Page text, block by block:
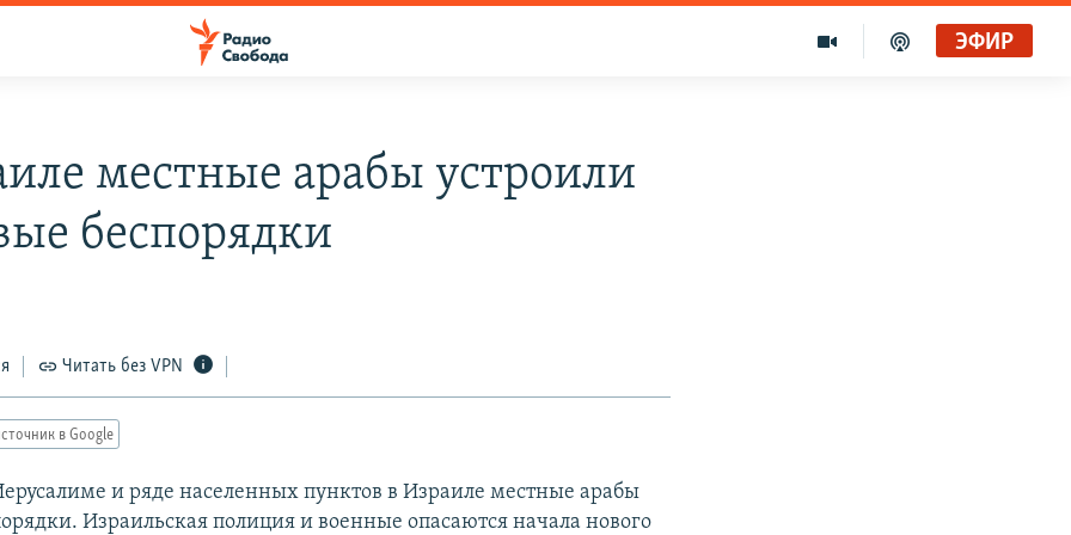
ЭФИР
местные арабы устроили
беспорядки
Читать без VPN
в Google
и ряде населенных пунктов в Израиле местные арабы
Израильская полиция и военные опасаются начала нового